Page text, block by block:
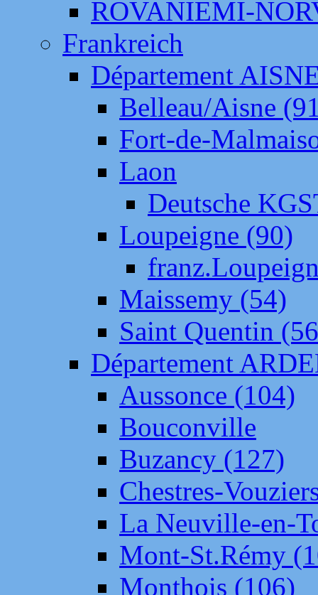
ROVANIEMI-
Frankreich
Département
Belleau/Aisne
Fort-de-
Laon
Deutsche
Loupeigne (90)
Maissemy (54)
Saint Quentin
Département
Aussonce (104)
Bouconville
Buzancy (127)
Chestres-
La Neuville-en-
Mont-St.Rémy
Monthois (106)